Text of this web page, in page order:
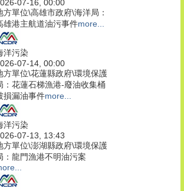
07-16, 00:00
方單位\高雄市政府\海洋局：
雄港主航道油污事件more...
洋污染
07-14, 00:00
方單位\花蓮縣政府\環境保護
：花蓮石梯漁港-廢油收集桶
損漏油事件more...
洋污染
07-13, 13:43
方單位\澎湖縣政府\環境保護
：龍門漁港不明油污案